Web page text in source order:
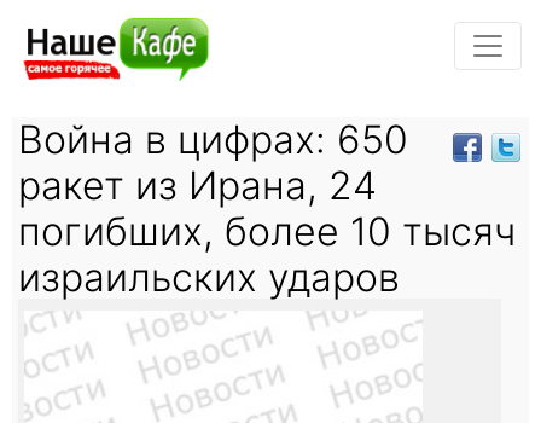
Война в цифрах: 650
ракет из Ирана, 24
погибших, более 10 тысяч
израильских ударов